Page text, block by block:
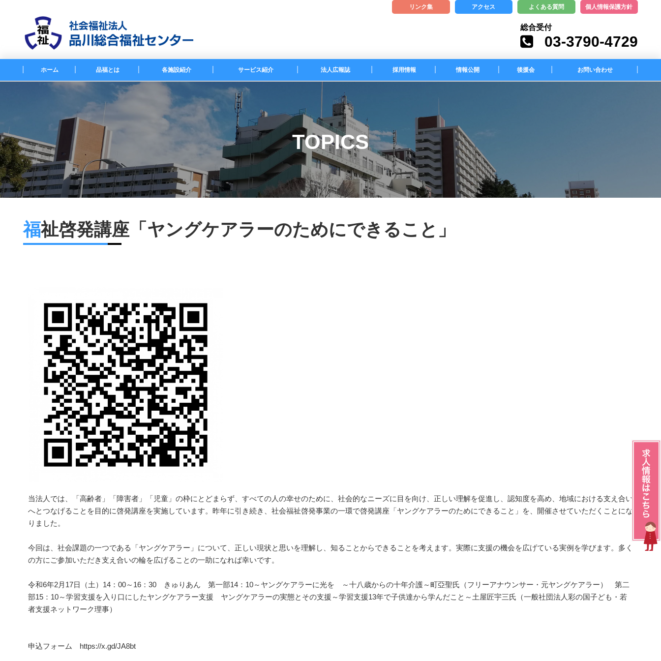
リンク集 アクセス よくある質問 個人情報保護方針
総合受付
03-3790-4729
ホーム 品福とは
法人概要
品川総合福祉センターの特色
法人の取組み
各施設紹介
障害者施設
その他
サービス紹介 法人広報誌 採用情報
採用の流れ
職員インタビュー
情報公開
諸表等
入札情報
後援会 お問い合わせ
TOPICS
福祉啓発講座「ヤングケアラーのためにできること」
当法人では、「高齢者」「障害者」「児童」の枠にとどまらず、すべての人の幸せのために、社会的なニーズに目を向け、正しい理解を促進し、認知度を高め、地域における支え合い
へとつなげることを目的に啓発講座を実施しています。昨年に引き続き、社会福祉啓発事業の一環で啓発講座「ヤングケアラーのためにできること」を、開催させていただくことにな
りました。
今回は、社会課題の一つである「ヤングケアラー」について、正しい現状と思いを理解し、知ることからできることを考えます。実際に支援の機会を広げている実例を学びます。多く
の方にご参加いただき支え合いの輪を広げることの一助になれば幸いです。
令和6年2月17日（土）14：00～16：30 きゅりあん 第一部14：10～ヤングケアラーに光を ～十八歳からの十年介護～町亞聖氏（フリーアナウンサー・元ヤングケアラー） 第二
部15：10～学習支援を入り口にしたヤングケアラー支援 ヤングケアラーの実態とその支援～学習支援13年で子供達から学んだこと～土屋匠宇三氏（一般社団法人彩の国子ども・若
者支援ネットワーク理事）
申込フォーム https://x.gd/JA8bt